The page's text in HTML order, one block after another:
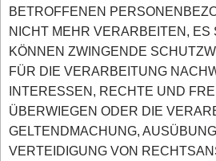
BETROFFENEN
NICHT MEHR VERARBEITEN, ES
KÖNNEN ZWINGENDE
FÜR DIE VERARBEITUNG
INTERESSEN, RECHTE UND
ÜBERWIEGEN ODER DIE
GELTENDMACHUNG,
VERTEIDIGUNG VON